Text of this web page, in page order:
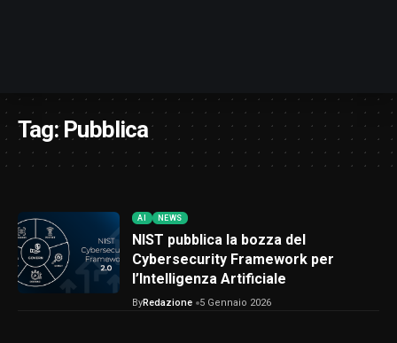
Tag:Pubblica
AI NEWS
NIST pubblica la bozza del
Cybersecurity Framework per
l’Intelligenza Artificiale
ByRedazione 5 Gennaio 2026